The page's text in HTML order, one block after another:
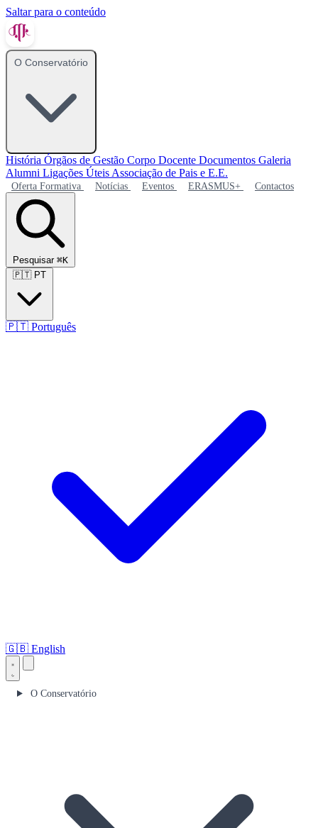
Saltar para o conteúdo
O Conservatório
História Órgãos de Gestão Corpo Docente Documentos Galeria
Alumni Ligações Úteis Associação de Pais e E.E.
Oferta Formativa Notícias Eventos ERASMUS+ Contactos
Pesquisar ⌘K
🇵🇹 PT
🇵🇹 Português
🇬🇧 English
O Conservatório